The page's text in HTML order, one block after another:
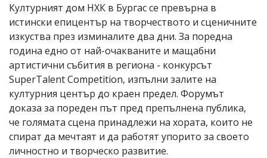
моля
сигнализирайте
Културният дом НХК в Бургас се превърна в
истински епицентър на творчеството и сценичните
изкуства през изминалите два дни. За поредна
година едно от най-очакваните и мащабни
артистични събития в региона - конкурсът
SuperTalent Competition, изпълни залите на
културния център до краен предел. Форумът
доказа за пореден път пред препълнена публика,
че голямата сцена принадлежи на хората, които не
спират да мечтаят и да работят упорито за своето
личностно и творческо развитие.